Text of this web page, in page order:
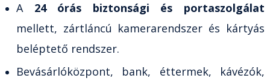
A 24 órás biztonsági és portaszolgálat
mellett, zártláncú kamerarendszer és kártyás
beléptető rendszer.
Bevásárlóközpont, bank, éttermek, kávézók,